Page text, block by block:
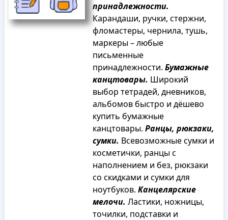
принадлежности.
Карандаши, ручки, стержни,
фломастеры, чернила, тушь,
маркеры – любые
письменные
принадлежности. Бумажные
канцтовары. Широкий
выбор тетрадей, дневников,
альбомов быстро и дёшево
купить бумажные
канцтовары. Ранцы, рюкзаки,
сумки. Всевозможные сумки и
косметички, ранцы с
наполнением и без, рюкзаки
со скидками и сумки для
ноутбуков. Канцелярские
мелочи. Ластики, ножницы,
точилки, подставки и